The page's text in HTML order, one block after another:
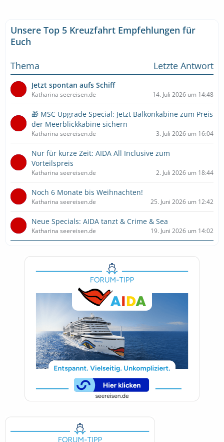
Unsere Top 5 Kreuzfahrt Empfehlungen für
Euch
Thema
Letzte Antwort
Jetzt spontan aufs Schiff
Katharina seereisen.de 14. Juli 2026 um 14:48
🎁 MSC Upgrade Special: Jetzt Balkonkabine zum Preis
der Meerblickkabine sichern
Katharina seereisen.de 3. Juli 2026 um 16:04
Nur für kurze Zeit: AIDA All Inclusive zum
Vorteilspreis
Katharina seereisen.de 2. Juli 2026 um 18:44
Noch 6 Monate bis Weihnachten!
Katharina seereisen.de 25. Juni 2026 um 12:42
Neue Specials: AIDA tanzt & Crime & Sea
Katharina seereisen.de 19. Juni 2026 um 14:02